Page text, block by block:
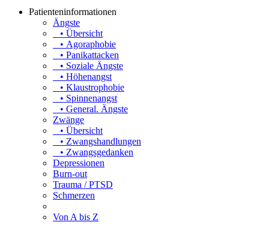
Patienteninformationen
Ängste
• Übersicht
• Agoraphobie
• Panikattacken
• Soziale Ängste
• Höhenangst
• Klaustrophobie
• Spinnenangst
• General. Ängste
Zwänge
• Übersicht
• Zwangshandlungen
• Zwangsgedanken
Depressionen
Burn-out
Trauma / PTSD
Schmerzen
Von A bis Z